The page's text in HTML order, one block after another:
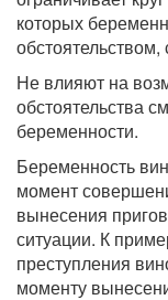
которых
Не влияют на
обстоятельства
беременности.
Беременность
момент
вынесения
ситуации. К
преступления
моменту